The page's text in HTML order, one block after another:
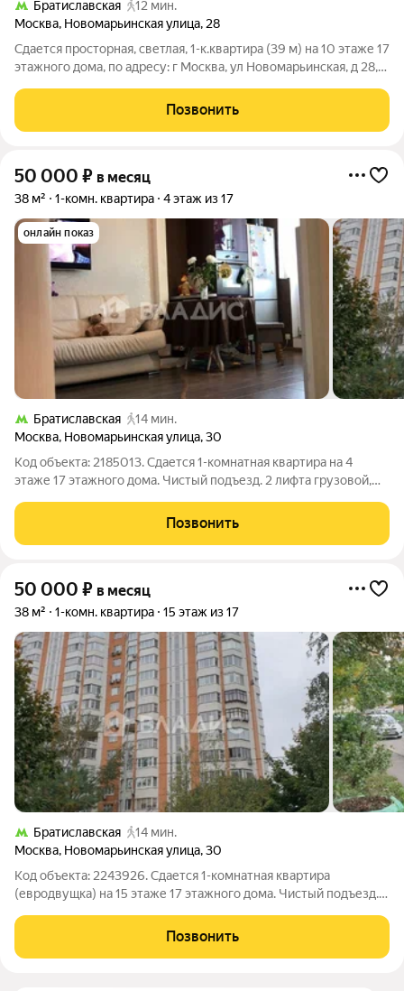
Братиславская
12 мин.
Москва, Новомарьинская улица, 28
Сдается просторная, светлая, 1-к.квартира (39 м) на 10 этаже 17
этажного дома, по адресу: г Москва, ул Новомарьинская, д 28,
необходимым для проживания, заезжай и живи.
Преимущества расположения:
Позвонить
50 000 ₽ в месяц
38 м² 1-комн. квартира 4 этаж из 17
онлайн показ
Братиславская
14 мин.
Москва, Новомарьинская улица,30
Код объекта: 2185013. Сдается 1-комнатная квартира на 4
этаже 17 этажного дома. Чистый подъезд. 2 лифта грузовой,
машиной, холодильником, телевизором, посудомоечной
машиной, микроволновкой,
Позвонить
50 000 ₽ в месяц
38 м² 1-комн. квартира 15 этаж из 17
Братиславская
14 мин.
Москва, Новомарьинская улица,30
Код объекта: 2243926. Сдается 1-комнатная квартира
(евродвущка) на 15 этаже 17 этажного дома. Чистый подъезд. 2
укомплектована стиральной машиной, холодильником,
телевизором, микроволновкой, мебелью(на
Позвонить